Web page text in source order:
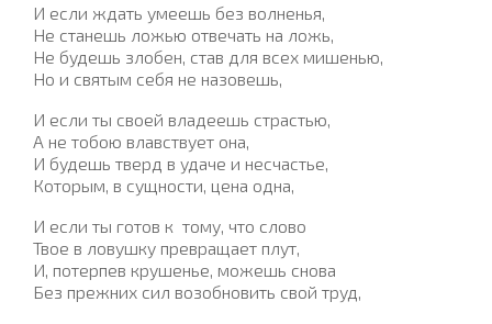
И если ждать умеешь без волненья,
Не станешь ложью отвечать на ложь,
Не будешь злобен, став для всех мишенью,
Но и святым себя не назовешь,
И если ты своей владеешь страстью,
А не тобою влавствует она,
И будешь тверд в удаче и несчастье,
Которым, в сущности, цена одна,
И если ты готов к тому, что слово
Твое в ловушку превращает плут,
И, потерпев крушенье, можешь снова
Без прежних сил возобновить свой труд,